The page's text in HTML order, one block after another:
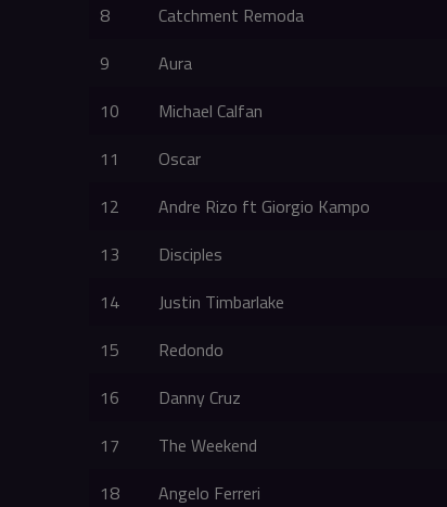
8
Catchment Remoda
9
Aura
10
Michael Calfan
11
Oscar
12
Andre Rizo ft Giorgio Kampo
13
Disciples
14
Justin Timbarlake
15
Redondo
16
Danny Cruz
17
The Weekend
18
Angelo Ferreri